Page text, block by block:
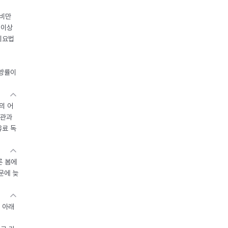
만
상
법
률이
어
과
료 독
봄에
에 늦
래